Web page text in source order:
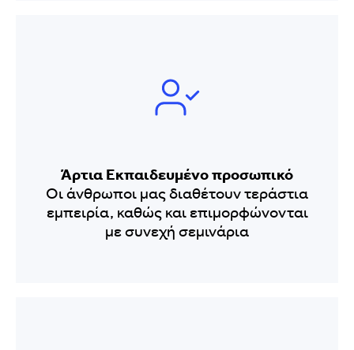
Άρτια Εκπαιδευμένο προσωπικό
Οι άνθρωποι μας διαθέτουν τεράστια
εμπειρία, καθώς και επιμορφώνονται
με συνεχή σεμινάρια